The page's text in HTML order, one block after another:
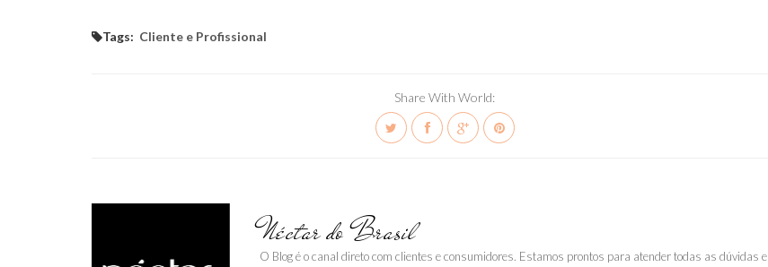
Tags: Cliente e Profissional
Share With World:
Néctar do Brasil
O Blog é o canal direto com clientes e consumidores. Estamos prontos para atender todas as dúvidas e